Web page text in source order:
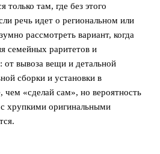
только там, где без этого
речь идет о региональном или
рассмотреть вариант, когда
семейных раритетов и
от вывоза вещи и детальной
сборки и установки в
чем «сделай сам», но вероятность
хрупкими оригинальными